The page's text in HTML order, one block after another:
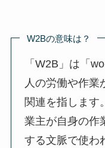
W2Bの意味は？
「W2B」は「
人の労働や作業
関連を指します
業主が自身の作
する文脈で使わ